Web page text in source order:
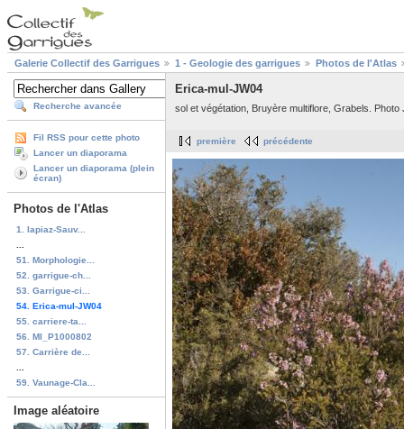
Galerie Collectif des Garrigues 1 - Geologie des garrigues Photos de l'Atlas
Recherche avancée
Fil RSS pour cette photo
Lancer un diaporama
Lancer un diaporama (plein
écran)
Photos de l'Atlas
1. lapiaz-Sauv...
51. Morphologie...
52. garrigue-ch...
53. Garrigue-ci...
54. Erica-mul-JW04
55. carriere-ta...
56. MI_P1000802
57. Carrière de...
59. Vaunage-Cla...
Image aléatoire
Erica-mul-JW04
sol et végétation, Bruyère multiflore, Grabels.
première précédente